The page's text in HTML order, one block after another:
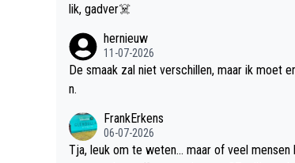
lik, gadver☠️
hernieuw
11-07-2026
De smaak zal niet verschillen, maar ik moet
n.
FrankErkens
06-07-2026
Tja, leuk om te weten... maar of veel mensen